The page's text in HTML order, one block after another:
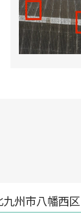
R店様